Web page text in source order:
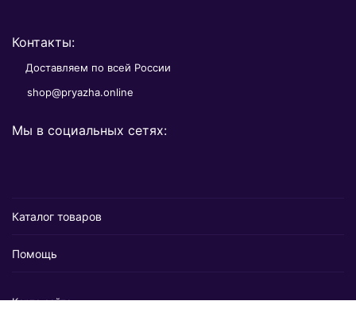
Контакты:
Доставляем по всей России
shop@pryazha.online
Мы в социальных сетях:
Каталог товаров
Помощь
Карта сайта